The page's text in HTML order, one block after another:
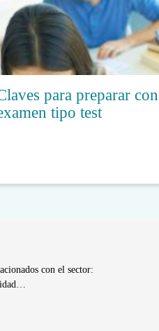
para preparar
tipo test
con el sector: